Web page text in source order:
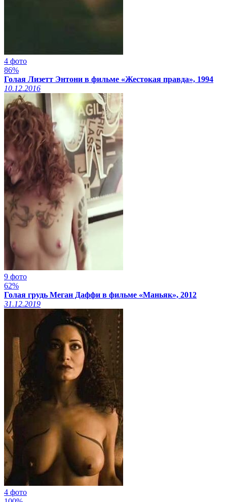
4 фото
86%
Голая Лизетт Энтони в фильме «Жестокая правда», 1994
10.12.2016
9 фото
62%
Голая грудь Меган Даффи в фильме «Маньяк», 2012
31.12.2019
4 фото